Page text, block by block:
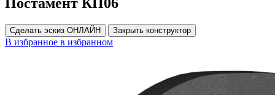
Постамент КП06
Сделать эскиз ОНЛАЙН Закрыть конструктор
В избранное в избранном